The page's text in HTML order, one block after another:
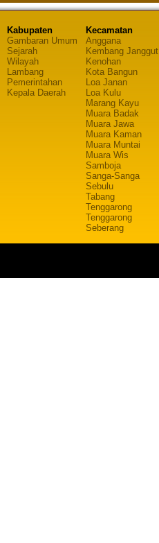
Kabupaten
Gambaran Umum
Sejarah
Wilayah
Lambang
Pemerintahan
Kepala Daerah
Kecamatan
Anggana
Kembang Janggut
Kenohan
Kota Bangun
Loa Janan
Loa Kulu
Marang Kayu
Muara Badak
Muara Jawa
Muara Kaman
Muara Muntai
Muara Wis
Samboja
Sanga-Sanga
Sebulu
Tabang
Tenggarong
Tenggarong
Seberang